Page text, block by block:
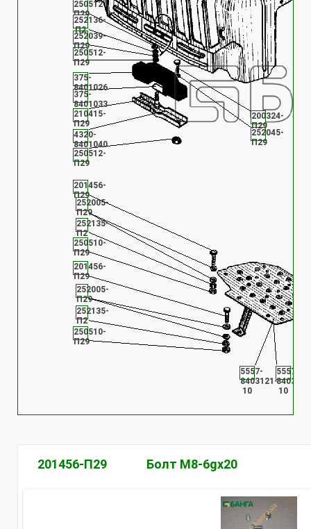
252005-
П29
252005-
П29
252135-
П2
252135-
П2
250510-
П29
250510-
П29
201456-
П29
201456-
П29
5557-
10
5557-
8403121-
10
252045-
П29
200324-
П29
250512-
П29
250512-
П29
250512-
П29
4320-
8401040
210415-
П29
375-
8401033
375-
8401026
252039-
П29
252136-
П2
201456-П29 Болт М8-6gх20